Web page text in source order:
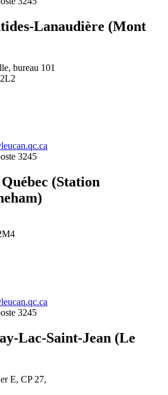
Lanaudière (Mont
bureau 101
3245
(Station
3245
Lac-Saint-Jean (Le
E, CP 27,